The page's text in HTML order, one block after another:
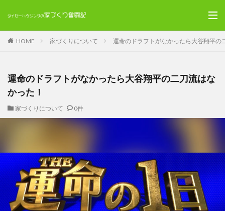
HOME 家づくりについて 運命のドラフトがなかったら大谷翔平の
運命のドラフトがなかったら大谷翔平の二刀流はな
かった！
家づくりについて 0件